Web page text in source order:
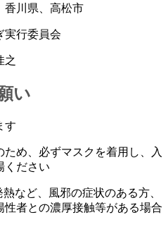
香川県、高松市
行委員会
い
す
ため、必ずマスクを着用し、入
ください
など、風邪の症状のある方、
者との濃厚接触等がある場合